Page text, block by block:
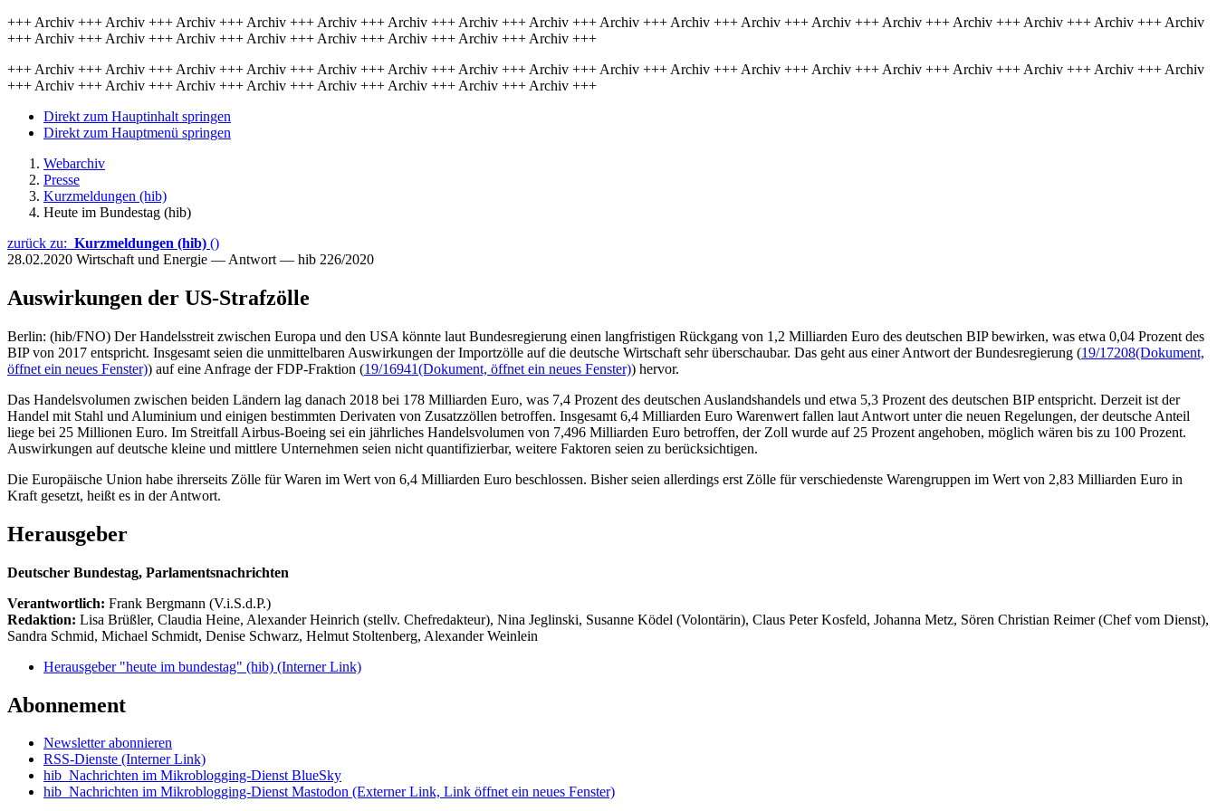
+++ Archiv +++ Archiv +++ Archiv +++ Archiv +++ Archiv +++ Archiv +++ Archiv +++ Archiv +++ Archiv +++ Archiv +++ Archiv +++ Archiv +++ Archiv +++ Archiv +++ Archiv +++ Archiv +++ Archiv
+++ Archiv +++ Archiv +++ Archiv +++ Archiv +++ Archiv +++ Archiv +++ Archiv +++ Archiv +++
+++ Archiv +++ Archiv +++ Archiv +++ Archiv +++ Archiv +++ Archiv +++ Archiv +++ Archiv +++ Archiv +++ Archiv +++ Archiv +++ Archiv +++ Archiv +++ Archiv +++ Archiv +++ Archiv +++ Archiv
+++ Archiv +++ Archiv +++ Archiv +++ Archiv +++ Archiv +++ Archiv +++ Archiv +++ Archiv +++
Direkt zum Hauptinhalt springen
Direkt zum Hauptmenü springen
Webarchiv
Presse
Kurzmeldungen (hib)
Heute im Bundestag (hib)
zurück zu: Kurzmeldungen (hib) ()
28.02.2020 Wirtschaft und Energie — Antwort — hib 226/2020
Auswirkungen der US-Strafzölle
Berlin: (hib/FNO) Der Handelsstreit zwischen Europa und den USA könnte laut Bundesregierung einen langfristigen Rückgang von 1,2 Milliarden Euro des deutschen BIP bewirken, was etwa 0,04 Prozent des
BIP von 2017 entspricht. Insgesamt seien die unmittelbaren Auswirkungen der Importzölle auf die deutsche Wirtschaft sehr überschaubar. Das geht aus einer Antwort der Bundesregierung (19/17208(Dokument,
öffnet ein neues Fenster)) auf eine Anfrage der FDP-Fraktion (19/16941(Dokument, öffnet ein neues Fenster)) hervor.
Das Handelsvolumen zwischen beiden Ländern lag danach 2018 bei 178 Milliarden Euro, was 7,4 Prozent des deutschen Auslandshandels und etwa 5,3 Prozent des deutschen BIP entspricht. Derzeit ist der
Handel mit Stahl und Aluminium und einigen bestimmten Derivaten von Zusatzzöllen betroffen. Insgesamt 6,4 Milliarden Euro Warenwert fallen laut Antwort unter die neuen Regelungen, der deutsche Anteil
liege bei 25 Millionen Euro. Im Streitfall Airbus-Boeing sei ein jährliches Handelsvolumen von 7,496 Milliarden Euro betroffen, der Zoll wurde auf 25 Prozent angehoben, möglich wären bis zu 100 Prozent.
Auswirkungen auf deutsche kleine und mittlere Unternehmen seien nicht quantifizierbar, weitere Faktoren seien zu berücksichtigen.
Die Europäische Union habe ihrerseits Zölle für Waren im Wert von 6,4 Milliarden Euro beschlossen. Bisher seien allerdings erst Zölle für verschiedenste Warengruppen im Wert von 2,83 Milliarden Euro in
Kraft gesetzt, heißt es in der Antwort.
Herausgeber
Deutscher Bundestag, Parlamentsnachrichten
Verantwortlich: Frank Bergmann (V.i.S.d.P.)
Redaktion: Lisa Brüßler, Claudia Heine, Alexander Heinrich (stellv. Chefredakteur), Nina Jeglinski, Susanne Ködel (Volontärin), Claus Peter Kosfeld, Johanna Metz, Sören Christian Reimer (Chef vom Dienst),
Sandra Schmid, Michael Schmidt, Denise Schwarz, Helmut Stoltenberg, Alexander Weinlein
Herausgeber "heute im bundestag" (hib) (Interner Link)
Abonnement
Newsletter abonnieren
RSS-Dienste (Interner Link)
hib_Nachrichten im Mikroblogging-Dienst BlueSky
hib_Nachrichten im Mikroblogging-Dienst Mastodon (Externer Link, Link öffnet ein neues Fenster)